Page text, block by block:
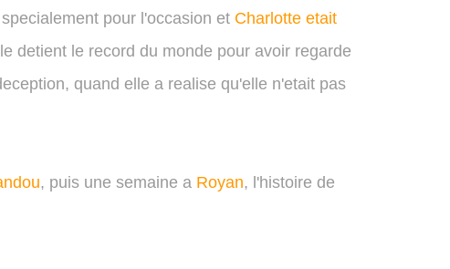
pour l'occasion et Charlotte etait
detient le record du monde pour avoir regarde
quand elle a realise qu'elle n'etait pas
, puis une semaine a Royan, l'histoire de